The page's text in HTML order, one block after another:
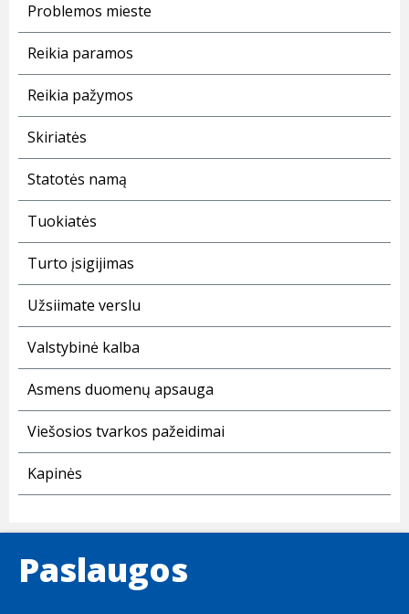
Problemos mieste
Reikia paramos
Reikia pažymos
Skiriatės
Statotės namą
Tuokiatės
Turto įsigijimas
Užsiimate verslu
Valstybinė kalba
Asmens duomenų apsauga
Viešosios tvarkos pažeidimai
Kapinės
Paslaugos